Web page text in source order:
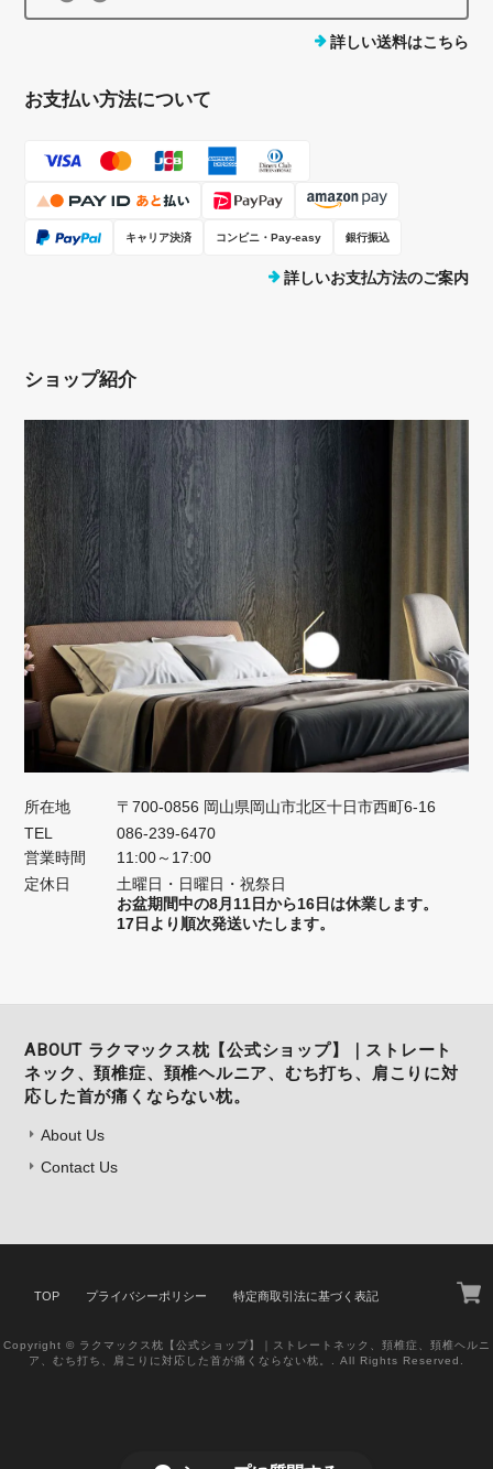
詳しい送料はこちら
お支払い方法について
キャリア決済 コンビニ・Pay-easy 銀行振込
詳しいお支払方法のご案内
ショップ紹介
所在地
〒700-0856 岡山県岡山市北区十日市西町6-16
TEL
086-239-6470
営業時間
11:00～17:00
定休日
土曜日・日曜日・祝祭日
お盆期間中の8月11日から16日は休業します。
17日より順次発送いたします。
ABOUT ラクマックス枕【公式ショップ】｜ストレート
ネック、頚椎症、頚椎ヘルニア、むち打ち、肩こりに対
応した首が痛くならない枕。
About Us
Contact Us
TOP プライバシーポリシー 特定商取引法に基づく表記
Copyright © ラクマックス枕【公式ショップ】｜ストレートネック、頚椎症、頚椎ヘルニ
ア、むち打ち、肩こりに対応した首が痛くならない枕。. All Rights Reserved.